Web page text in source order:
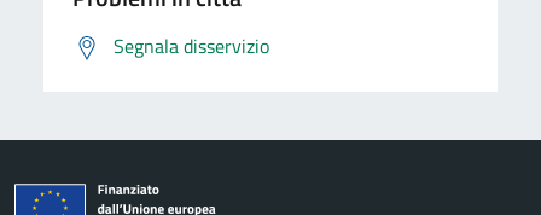
Segnala disservizio